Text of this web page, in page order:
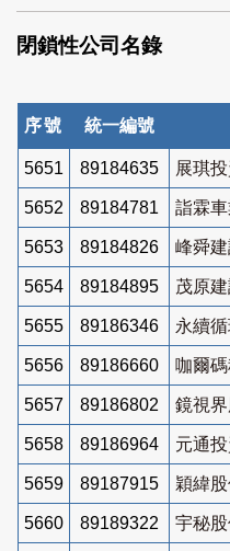
索
閉鎖性公司名錄
序號 統一編號
5651 89184635 展琪
5652 89184781 詣霖
5653 89184826 峰舜
5654 89184895 茂原
5655 89186346 永續
5656 89186660 咖爾
5657 89186802 鏡視
5658 89186964 元通
5659 89187915 穎緯
5660 89189322 宇秘